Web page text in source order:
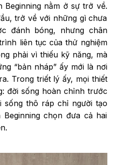
Beginning nằm ở sự trở về.
trở về với những gì chưa
đánh bóng, nhưng chân
liên tục của thử nghiệm
phải vì thiếu kỹ năng, mà
“bản nháp” ấy mới là nơi
Trong triết lý ấy, mọi thiết
đời sống hoàn chỉnh trước
sống thô ráp chỉ người tạo
chọn đưa cả hai